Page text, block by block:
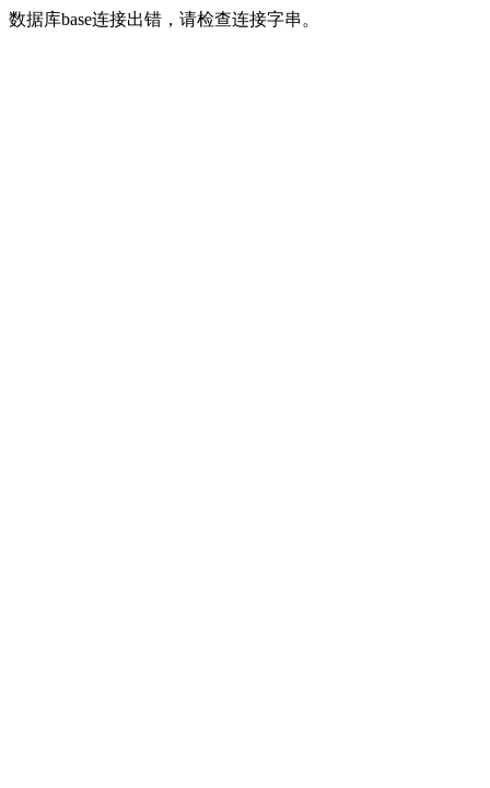
数据库base连接出错，请检查连接字串。